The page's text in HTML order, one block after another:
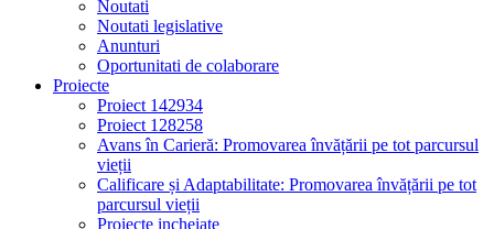
Noutati
Noutati legislative
Anunturi
Oportunitati de colaborare
Proiecte
Proiect 142934
Proiect 128258
Avans în Carieră: Promovarea învățării pe tot parcursul
vieții
Calificare și Adaptabilitate: Promovarea învățării pe tot
parcursul vieții
Proiecte incheiate